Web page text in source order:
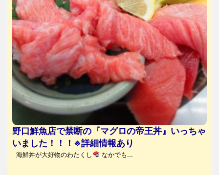
野口鮮魚店で禁断の『マグロの帝王丼』いっちゃ
いました！！！※詳細情報あり
海鮮丼が大好物のわたくし なかでも...